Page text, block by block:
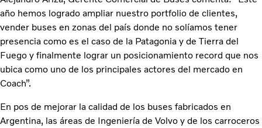
año hemos logrado ampliar nuestro portfolio de clientes,
vender buses en zonas del país donde no solíamos tener
presencia como es el caso de la Patagonia y de Tierra del
Fuego y finalmente lograr un posicionamiento record que nos
ubica como uno de los principales actores del mercado en
Coach”.
En pos de mejorar la calidad de los buses fabricados en
Argentina, las áreas de Ingeniería de Volvo y de los carroceros